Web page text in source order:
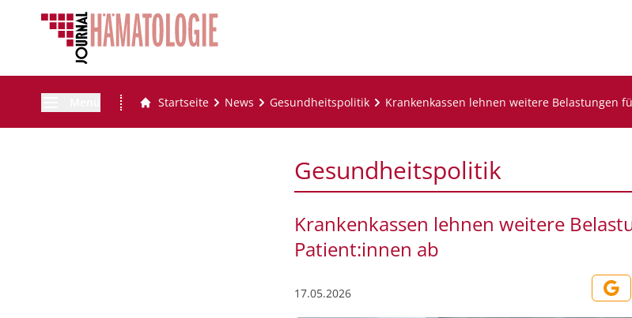
Startseite News Gesundheitspolitik Krankenkassen lehnen weitere Belastungen
Gesundheitspolitik
Krankenkassen lehnen weitere
Patient:innen ab
17.05.2026